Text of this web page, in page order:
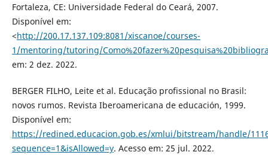
Fortaleza, CE: Universidade Federal do Ceará, 2007.
Disponível em:
<http://200.17.137.109:8081/xiscanoe/courses-
1/mentoring/tutoring/
em: 2 dez. 2022.
BERGER FILHO, Leite et al. Educação profissional no Brasil:
novos rumos. Revista Iberoamericana de educación, 1999.
Disponível em:
https://redined.educacion.gob.es/xmlui/bitstream/handle/
sequence=1&isAllowed=y. Acesso em: 25 jul. 2022.